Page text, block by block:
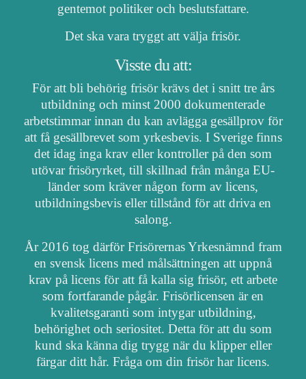
gentemot politiker och beslutsfattare.
Det ska vara tryggt att välja frisör.
Visste du att:
För att bli behörig frisör krävs det i snitt tre års
utbildning och minst 2000 dokumenterade
arbetstimmar innan du kan avlägga gesällprov för
att få gesällbrevet som yrkesbevis. I Sverige finns
det idag inga krav eller kontroller på den som
utövar frisöryrket, till skillnad från många EU-
länder som kräver någon form av licens,
utbildningsbevis eller tillstånd för att driva en
salong.
År 2016 tog därför Frisörernas Yrkesnämnd fram
en svensk licens med målsättningen att uppnå
krav på licens för att få kalla sig frisör, ett arbete
som fortfarande pågår. Frisörlicensen är en
kvalitetsgaranti som intygar utbildning,
behörighet och seriositet. Detta för att du som
kund ska känna dig trygg när du klipper eller
färgar ditt hår. Fråga om din frisör har licens.